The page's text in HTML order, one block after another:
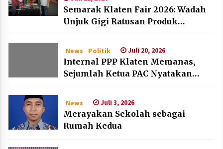
Semarak Klaten Fair 2026: Wadah
Unjuk Gigi Ratusan Produk
News Politik Juli 20, 2026
Internal PPP Klaten Memanas,
Sejumlah Ketua PAC Nyatakan
News Juli 3, 2026
Merayakan Sekolah sebagai
Rumah Kedua